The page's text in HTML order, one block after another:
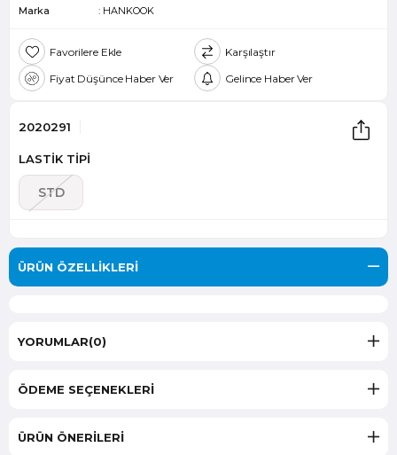
Marka
: HANKOOK
Favorilere Ekle
Karşılaştır
Fiyat Düşünce Haber Ver
Gelince Haber Ver
2020291
LASTİK TİPİ
STD
ÜRÜN ÖZELLIKLERI
YORUMLAR(0)
ÖDEME SEÇENEKLERI
ÜRÜN ÖNERILERI